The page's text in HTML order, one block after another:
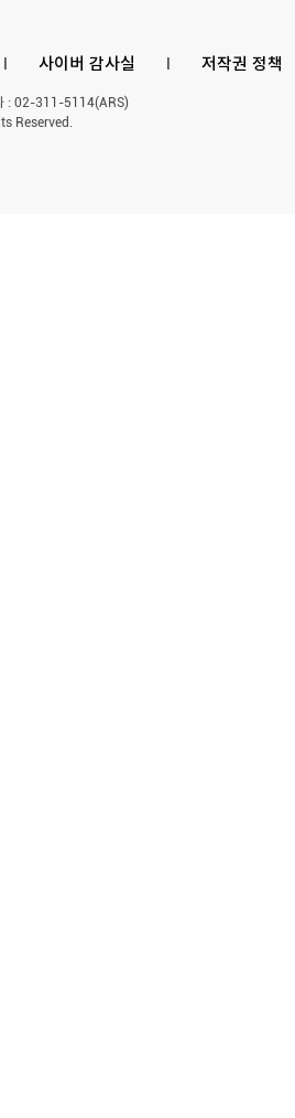
l 사이버 감사실 l 저작권 정책
: 02-311-5114(ARS)
Reserved.